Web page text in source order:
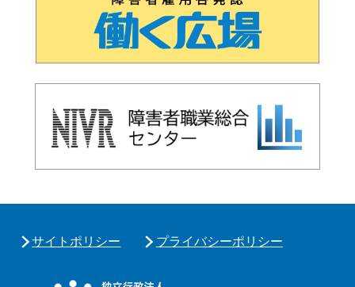
サイトポリシー プライバシーポリシー